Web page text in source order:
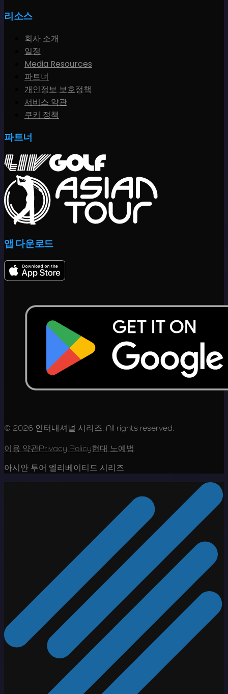
리소스
회사 소개
일정
Media Resources
파트너
개인정보 보호정책
서비스 약관
쿠키 정책
파트너
앱 다운로드
© 2026 인터내셔널 시리즈. All rights reserved.
이용 약관Privacy Policy현대 노예법
아시안 투어 엘리베이티드 시리즈